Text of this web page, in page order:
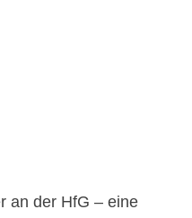
an der HfG – eine